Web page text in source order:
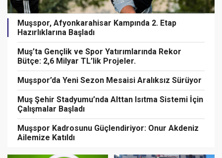
Muşspor, Afyonkarahisar Kampında 2. Etap
Hazırlıklarına Başladı
Muş’ta Gençlik ve Spor Yatırımlarında Rekor
Bütçe: 2,6 Milyar TL’lik Projeler.
Muşspor’da Yeni Sezon Mesaisi Aralıksız Sürüyor
Muş Şehir Stadyumu’nda Alttan Isıtma Sistemi İçin
Çalışmalar Başladı
Muşspor Kadrosunu Güçlendiriyor: Onur Akdeniz
Ailemize Katıldı